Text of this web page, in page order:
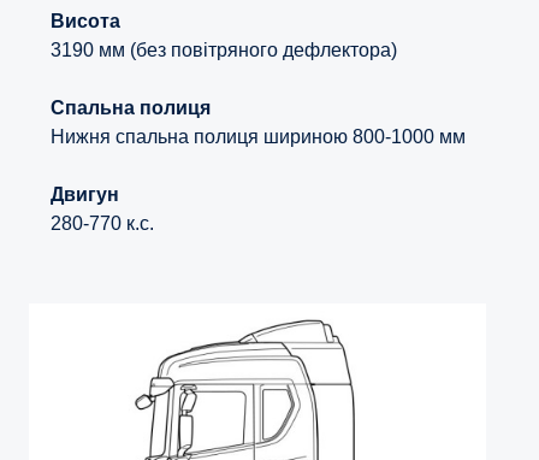
Висота
3190 мм (без повітряного дефлектора)
Спальна полиця
Нижня спальна полиця шириною 800-1000 мм
Двигун
280-770 к.с.